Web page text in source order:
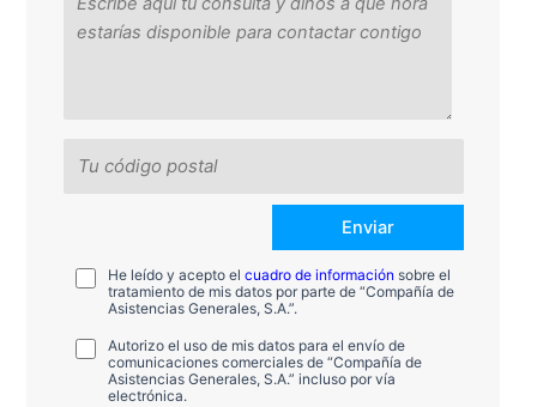
He leído y acepto elcuadro de información sobre el
tratamiento de mis datos por parte de “Compañía de
Asistencias Generales, S.A.”.
Autorizo el uso de mis datos para el envío de
comunicaciones comerciales de “Compañía de
Asistencias Generales, S.A.” incluso por vía
electrónica.